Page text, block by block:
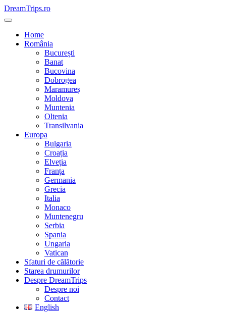
Skip
to
DreamTrips.ro
Home
România
București
Banat
Bucovina
Dobrogea
Maramureș
Moldova
Muntenia
Oltenia
Transilvania
Europa
Bulgaria
Croația
Elveția
Franța
Germania
Grecia
Italia
Monaco
Muntenegru
Serbia
Spania
Ungaria
Vatican
Sfaturi de călătorie
Starea drumurilor
Despre DreamTrips
Despre noi
Contact
English